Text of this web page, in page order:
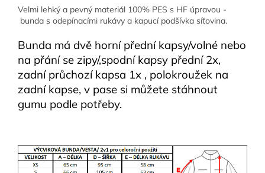
Velmi lehký a pevný materiál 100% PES s HF úpravou -
bunda s odepínacími rukávy a kapucí podšívka síťovina.
Bunda má dvě horní přední kapsy/volné nebo
na přání se zipy/,spodní kapsy přední 2x,
zadní průchozí kapsa 1x , polokroužek na
zadní kapse, v pase si můžete stáhnout
gumu podle potřeby.